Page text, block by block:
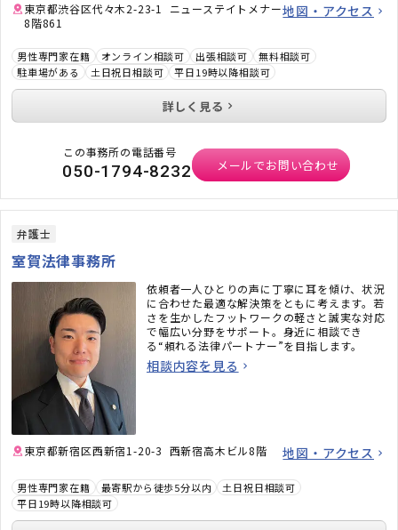
東京都渋谷区代々木2-23-1 ニューステイトメナー
8階861
地図・アクセス
男性専門家在籍 オンライン相談可 出張相談可
無料相談可
駐車場がある
土日祝日相談可 平日19時以降相談可
詳しく見る
この事務所の電話番号
050-1794-8232 メールでお問い合わせ
弁護士
室賀法律事務所
依頼者一人ひとりの声に丁寧に耳を傾け、状況
に合わせた最適な解決策をともに考えます。若
さを生かしたフットワークの軽さと誠実な対応
で幅広い分野をサポート。身近に相談でき
る“頼れる法律パートナー”を目指します。
相談内容を見る
東京都新宿区西新宿1-20-3 西新宿高木ビル8階 地図・アクセス
男性専門家在籍 最寄駅から徒歩5分以内
土日祝日相談可
平日19時以降相談可